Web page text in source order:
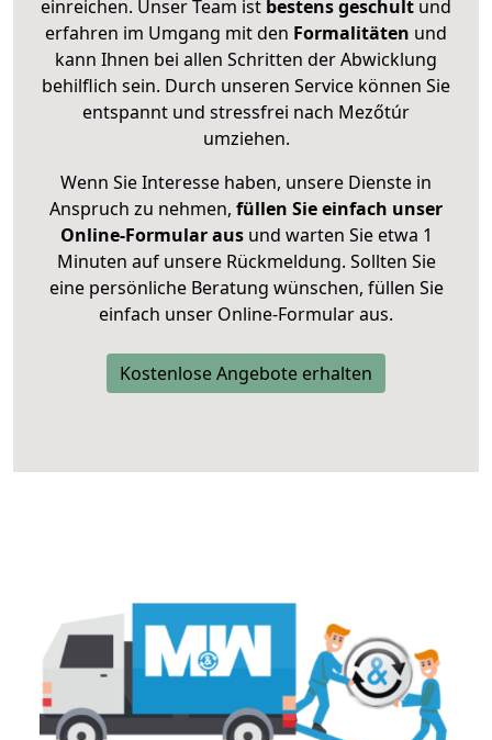
einreichen. Unser Team ist bestens geschult und
erfahren im Umgang mit den Formalitäten und
kann Ihnen bei allen Schritten der Abwicklung
behilflich sein. Durch unseren Service können Sie
entspannt und stressfrei nach Mezőtúr
umziehen.
Wenn Sie Interesse haben, unsere Dienste in
Anspruch zu nehmen, füllen Sie einfach unser
Online-Formular ausund warten Sie etwa 1
Minuten auf unsere Rückmeldung. Sollten Sie
eine persönliche Beratung wünschen, füllen Sie
einfach unser Online-Formular aus.
Kostenlose Angebote erhalten